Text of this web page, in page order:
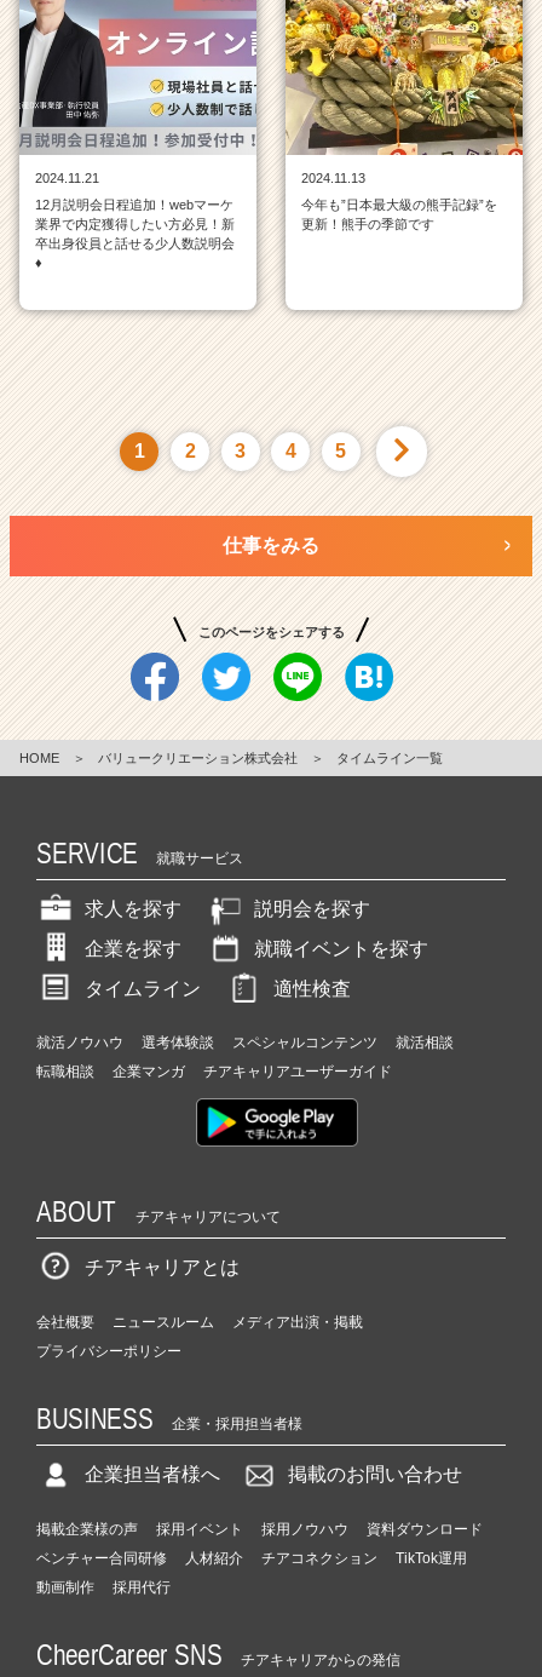
2024.11.21
12月説明会日程追加！webマーケ
業界で内定獲得したい方必見！新
卒出身役員と話せる少人数説明会
♦
2024.11.13
今年も”日本最大級の熊手記録”を
更新！熊手の季節です
1 2 3 4 5
仕事をみる
このページをシェアする
HOME ＞ バリュークリエーション株式会社 ＞ タイムライン一覧
SERVICE 就職サービス
求人を探す
説明会を探す
企業を探す
就職イベントを探す
タイムライン
適性検査
就活ノウハウ 選考体験談 スペシャルコンテンツ
就活相談
転職相談
企業マンガ チアキャリアユーザーガイド
ABOUT チアキャリアについて
チアキャリアとは
会社概要 ニュースルーム
メディア出演・掲載
プライバシーポリシー
BUSINESS 企業・採用担当者様
企業担当者様へ 掲載のお問い合わせ
掲載企業様の声 採用イベント 採用ノウハウ
資料ダウンロード
ベンチャー合同研修
人材紹介 チアコネクション
TikTok運用
動画制作
採用代行
CheerCareer SNS チアキャリアからの発信